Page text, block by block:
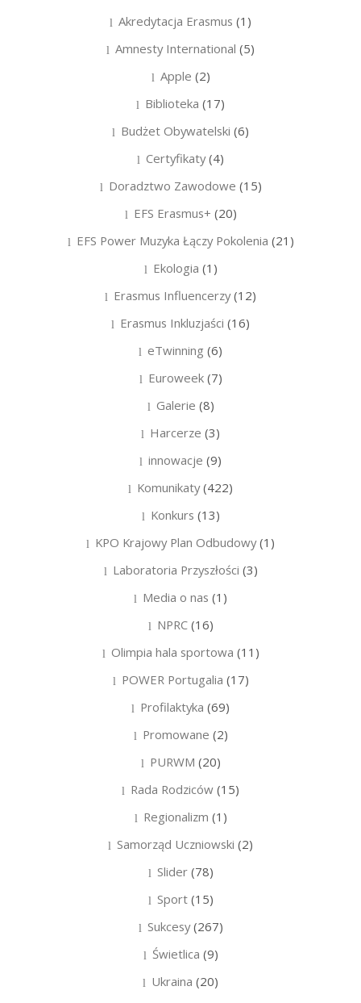
Akredytacja Erasmus (1)
Amnesty International (5)
Apple (2)
Biblioteka (17)
Budżet Obywatelski (6)
Certyfikaty(4)
Doradztwo Zawodowe (15)
EFS Erasmus+ (20)
EFS Power Muzyka Łączy Pokolenia (21)
Ekologia (1)
Erasmus Influencerzy(12)
Erasmus Inkluzjaści (16)
eTwinning (6)
Euroweek(7)
Galerie (8)
Harcerze (3)
innowacje (9)
Komunikaty(422)
Konkurs (13)
KPO Krajowy Plan Odbudowy(1)
Laboratoria Przyszłości (3)
Media o nas (1)
NPRC(16)
Olimpia hala sportowa (11)
POWER Portugalia (17)
Profilaktyka (69)
Promowane (2)
PURWM (20)
Rada Rodziców (15)
Regionalizm (1)
Samorząd Uczniowski (2)
Slider(78)
Sport(15)
Sukcesy(267)
Świetlica (9)
Ukraina (20)